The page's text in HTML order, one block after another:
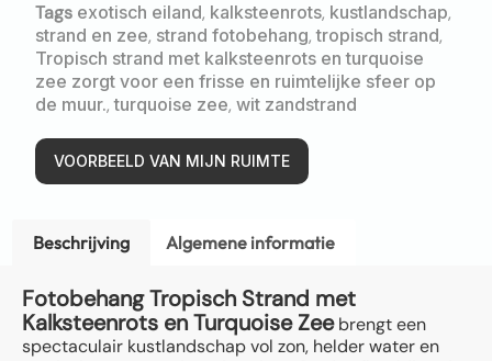
Tags exotisch eiland, kalksteenrots, kustlandschap,
strand en zee, strand fotobehang,tropisch strand,
Tropisch strand met kalksteenrots en turquoise
zee zorgt voor een frisse en ruimtelijke sfeer op
de muur.,turquoise zee, wit zandstrand
VOORBEELD VAN MIJN RUIMTE
Beschrijving Algemene informatie
Fotobehang Tropisch Strand met
Kalksteenrots en Turquoise Zeebrengt een
spectaculair kustlandschap vol zon, helder water en